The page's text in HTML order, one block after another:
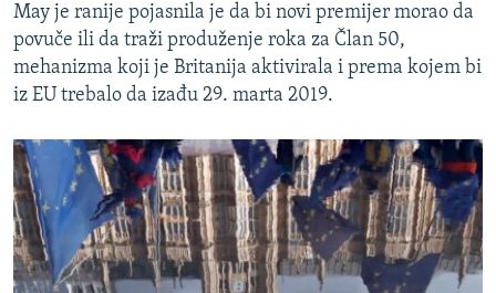
May je ranije pojasnila je da bi novi premijer morao da
povuče ili da traži produženje roka za Član 50,
mehanizma koji je Britanija aktivirala i prema kojem bi
iz EU trebalo da izađu 29. marta 2019.